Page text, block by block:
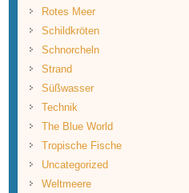
Rotes Meer
Schildkröten
Schnorcheln
Strand
Süßwasser
Technik
The Blue World
Tropische Fische
Uncategorized
Weltmeere